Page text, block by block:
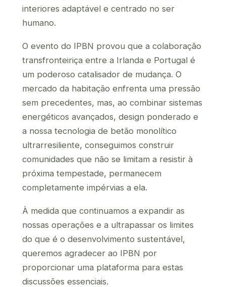
interiores adaptável e centrado no ser
humano.
O evento do IPBN provou que a colaboração
transfronteiriça entre a Irlanda e Portugal é
um poderoso catalisador de mudança. O
mercado da habitação enfrenta uma pressão
sem precedentes, mas, ao combinar sistemas
energéticos avançados, design ponderado e
a nossa tecnologia de betão monolítico
ultrarresiliente, conseguimos construir
comunidades que não se limitam a resistir à
próxima tempestade, permanecem
completamente impérvias a ela.
À medida que continuamos a expandir as
nossas operações e a ultrapassar os limites
do que é o desenvolvimento sustentável,
queremos agradecer ao IPBN por
proporcionar uma plataforma para estas
discussões essenciais.